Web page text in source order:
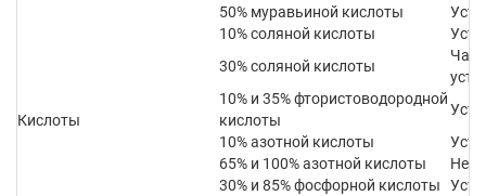
Кислоты
50% муравьиной кислоты
10% соляной кислоты
30% соляной кислоты
10% и 35% фтористоводородной
кислоты
10% азотной кислоты
65% и 100% азотной кислоты
Не
30% и 85% фосфорной кислоты